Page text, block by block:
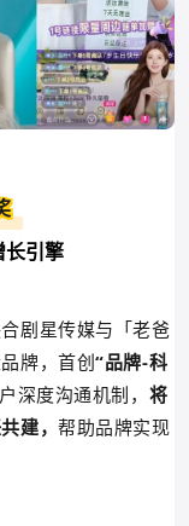
长引擎
剧星传媒与「老爸
牌，首创“品牌-科
深度沟通机制， 将
建，帮助品牌实现